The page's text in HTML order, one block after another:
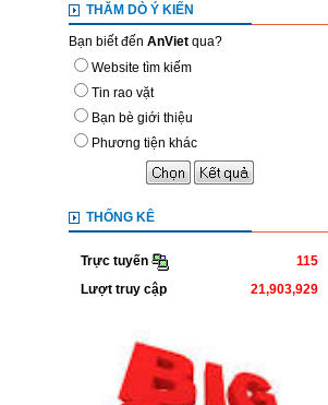
THĂM DÒ Ý KIẾN
Bạn biết đến AnViet qua?
Website tìm kiếm
Tin rao vặt
Bạn bè giới thiệu
Phương tiện khác
THỐNG KÊ
115
Trực tuyến
21,903,929
Lượt truy cập